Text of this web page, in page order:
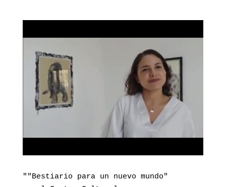
""Bestiario para un nuevo mundo"